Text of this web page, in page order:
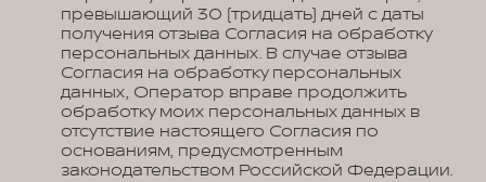
превышающий 30 (тридцать) дней с даты
получения отзыва Согласия на обработку
персональных данных. В случае отзыва
Согласия на обработку персональных
данных, Оператор вправе продолжить
обработку моих персональных данных в
отсутствие настоящего Согласия по
основаниям, предусмотренным
законодательством Российской Федерации.